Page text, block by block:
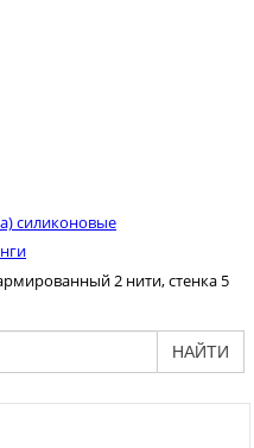
силиконовые
2 нити, стенка 5
НАЙТИ